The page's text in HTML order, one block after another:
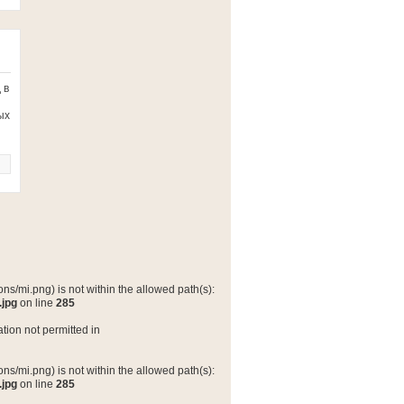
в
mi.png) is not within the allowed path(s):
on line 285
not permitted in
mi.png) is not within the allowed path(s):
on line 285